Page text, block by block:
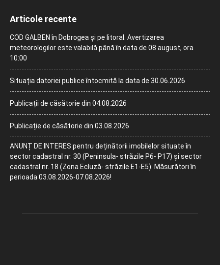
Articole recente
COD GALBEN în Dobrogea și pe litoral. Avertizarea
meteorologilor este valabilă până în data de 08 august, ora
10:00
Situația datoriei publice întocmită la data de 30.06.2026
Publicații de căsătorie din 04.08.2026
Publicație de căsătorie din 03.08.2026
ANUNȚ DE INTERES pentru deținătorii imobilelor situate în
sector cadastral nr. 30 (Peninsula- străzile P6- P17) și sector
cadastral nr. 18 (Zona Ecluză- străzile E1-E5). Măsurători în
perioada 03.08.2026-07.08.2026!